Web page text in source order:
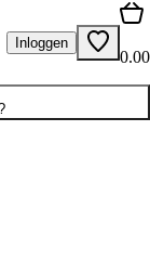
Inloggen
0.00